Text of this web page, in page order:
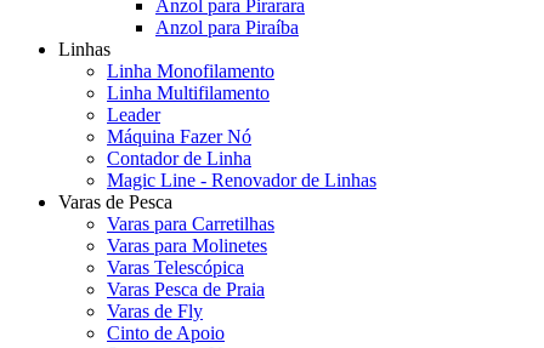
Anzol para Pirarara
Anzol para Piraíba
Linhas
Linha Monofilamento
Linha Multifilamento
Leader
Máquina Fazer Nó
Contador de Linha
Magic Line - Renovador de Linhas
Varas de Pesca
Varas para Carretilhas
Varas para Molinetes
Varas Telescópica
Varas Pesca de Praia
Varas de Fly
Cinto de Apoio